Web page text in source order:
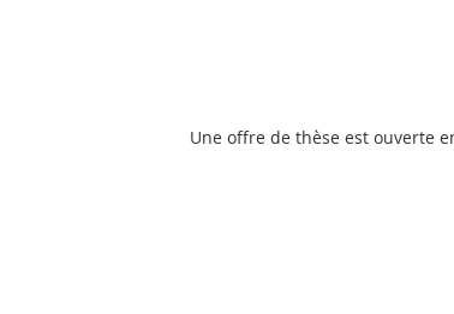
Une offre de thèse est ouverte